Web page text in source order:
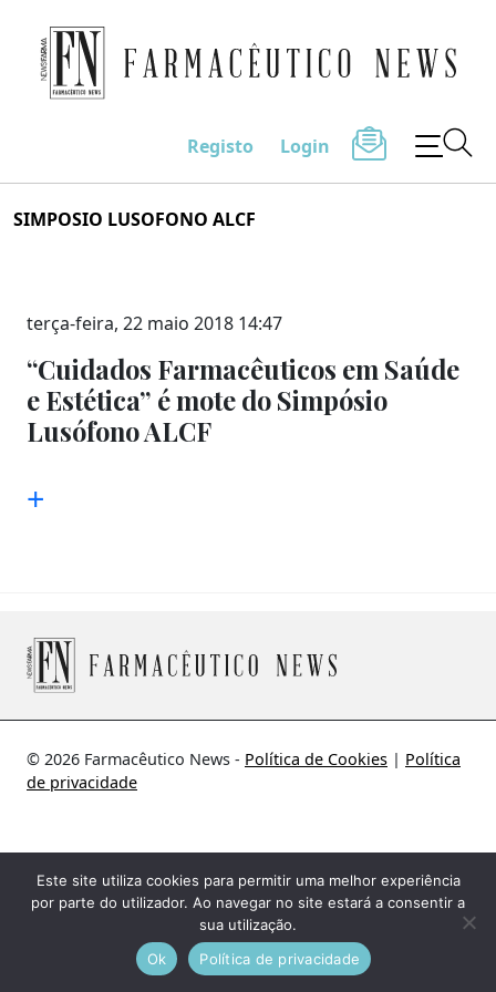
to
Farmacêutico News
Registo Login
SIMPOSIO LUSOFONO ALCF
terça-feira, 22 maio 2018 14:47
“Cuidados Farmacêuticos em Saúde
e Estética” é mote do Simpósio
Lusófono ALCF
+
© 2026 Farmacêutico News - Política de Cookies | Política
de privacidade
Este site utiliza cookies para permitir uma melhor experiência
por parte do utilizador. Ao navegar no site estará a consentir a
sua utilização.
Ok
Política de privacidade